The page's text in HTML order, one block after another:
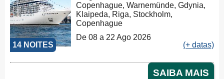
14 NOITES
Copenhague, Warnemünde, Gdynia,
Klaipeda, Riga, Stockholm,
Copenhague
De 08 a 22 Ago 2026
(+ datas)
SAIBA MAIS